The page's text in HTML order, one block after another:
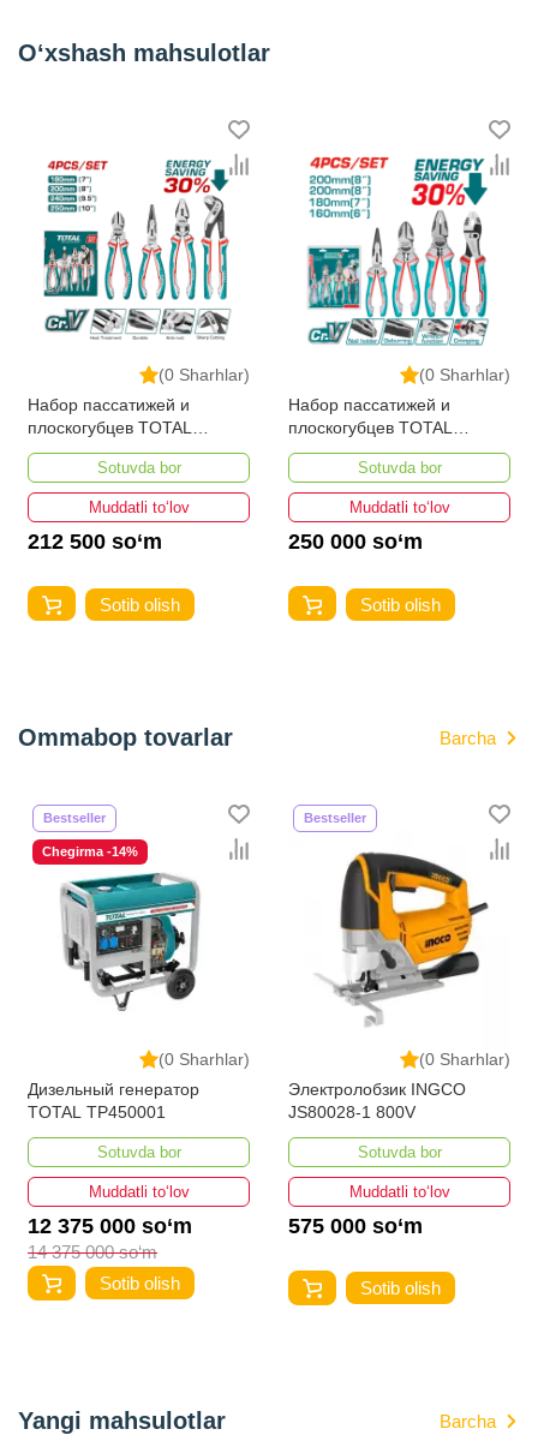
O‘xshash mahsulotlar
(0 Sharhlar)
Набор пассатижей и
плоскогубцев TOTAL
THT2K0498
Sotuvda bor
Muddatli to‘lov
212 500 so‘m
Sotib olish
(0 Sharhlar)
Набор пассатижей и
плоскогубцев TOTAL
THT2K0488
Sotuvda bor
Muddatli to‘lov
250 000 so‘m
Sotib olish
Ommabop tovarlar Barcha
(0 Sharhlar)
Bestseller
Chegirma -14%
Дизельный генератор
TOTAL TP450001
Sotuvda bor
Muddatli to‘lov
12 375 000 so‘m
14 375 000 so‘m
Sotib olish
(0 Sharhlar)
Bestseller
Электролобзик INGCO
JS80028-1 800V
Sotuvda bor
Muddatli to‘lov
575 000 so‘m
Sotib olish
Yangi mahsulotlar Barcha